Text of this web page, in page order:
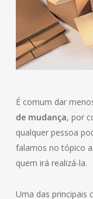
É comum dar
de mudança, por
qualquer pessoa
falamos no tópico
quem irá realizá-la.
Uma das principais